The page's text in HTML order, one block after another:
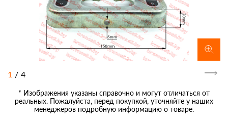
1 / 4
* Изображения указаны справочно и могут отличаться от
реальных. Пожалуйста, перед покупкой, уточняйте у наших
менеджеров подробную информацию о товаре.